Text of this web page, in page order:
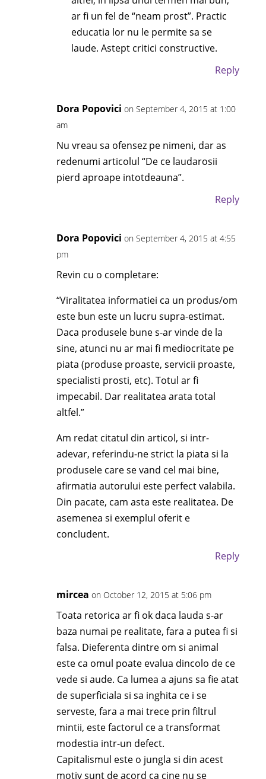
ar fi un fel de “neam prost”. Practic
educatia lor nu le permite sa se
laude. Astept critici constructive.
Reply
Dora Popovici on September 4, 2015 at 1:00
am
Nu vreau sa ofensez pe nimeni, dar as
redenumi articolul “De ce laudarosii
pierd aproape intotdeauna”.
Reply
Dora Popovici on September 4, 2015 at 4:55
pm
Revin cu o completare:
“Viralitatea informatiei ca un produs/om
este bun este un lucru supra-estimat.
Daca produsele bune s-ar vinde de la
sine, atunci nu ar mai fi mediocritate pe
piata (produse proaste, servicii proaste,
specialisti prosti, etc). Totul ar fi
impecabil. Dar realitatea arata total
altfel.”
Am redat citatul din articol, si intr-
adevar, referindu-ne strict la piata si la
produsele care se vand cel mai bine,
afirmatia autorului este perfect valabila.
Din pacate, cam asta este realitatea. De
asemenea si exemplul oferit e
concludent.
Reply
mircea on October 12, 2015 at 5:06 pm
Toata retorica ar fi ok daca lauda s-ar
baza numai pe realitate, fara a putea fi si
falsa. Dieferenta dintre om si animal
este ca omul poate evalua dincolo de ce
vede si aude. Ca lumea a ajuns sa fie atat
de superficiala si sa inghita ce i se
serveste, fara a mai trece prin filtrul
mintii, este factorul ce a transformat
modestia intr-un defect.
Capitalismul este o jungla si din acest
motiv sunt de acord ca cine nu se